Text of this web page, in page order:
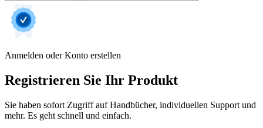
Anmelden oder Konto erstellen
Registrieren Sie Ihr Produkt
Sie haben sofort Zugriff auf Handbücher, individuellen Support und
mehr. Es geht schnell und einfach.